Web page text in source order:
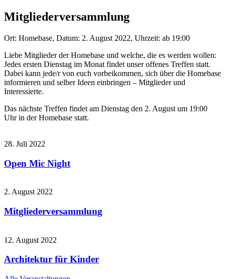
Mitgliederversammlung
Ort: Homebase, Datum: 2. August 2022, Uhrzeit: ab 19:00
Liebe Mitglieder der Homebase und welche, die es werden wollen:
Jedes ersten Dienstag im Monat findet unser offenes Treffen statt.
Dabei kann jede/r von euch vorbeikommen, sich über die Homebase
informieren und selber Ideen einbringen – Mitglieder und
Interessierte.
Das nächste Treffen findet am Dienstag den 2. August um 19:00
Uhr in der Homebase statt.
28. Juli 2022
Open Mic Night
2. August 2022
Mitgliederversammlung
12. August 2022
Architektur für Kinder